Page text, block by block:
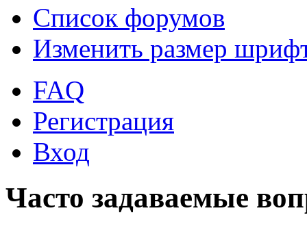
Список форумов
Изменить размер
FAQ
Регистрация
Вход
Часто задаваемые